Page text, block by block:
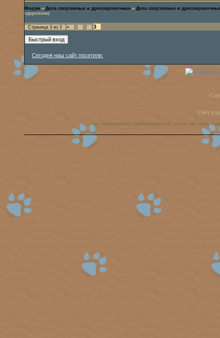
Форум » Дела спортивные и дрессировочные » Дела спортивные и
одорологии)
Страница 3 из 3 « 1 2 3
Сегодня наш сайт посетили:
Сайт
аст, американский стаффордширский терьер, амстафф,